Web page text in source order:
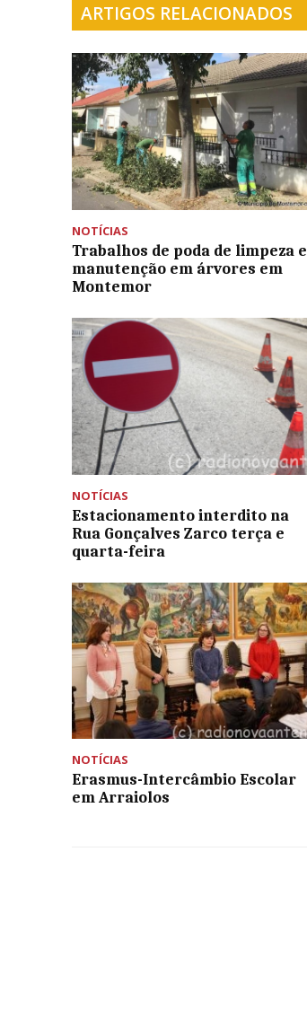
ARTIGOS RELACIONADOS
NOTÍCIAS
Trabalhos de poda de limpeza e
manutenção em árvores em
Montemor
NOTÍCIAS
Estacionamento interdito na
Rua Gonçalves Zarco terça e
quarta-feira
NOTÍCIAS
Erasmus-Intercâmbio Escolar
em Arraiolos